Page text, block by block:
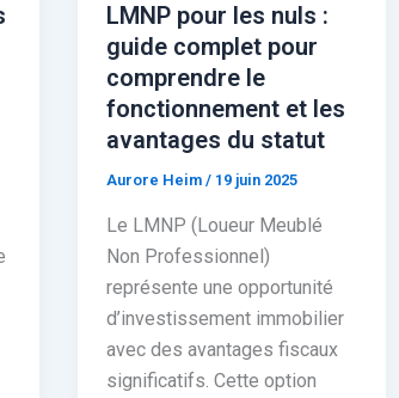
LMNP pour les nuls :
guide complet pour
comprendre le
fonctionnement et les
avantages du statut
Aurore Heim / 19 juin 2025
Le LMNP (Loueur Meublé
Non Professionnel)
représente une opportunité
d’investissement immobilier
avec des avantages fiscaux
significatifs. Cette option